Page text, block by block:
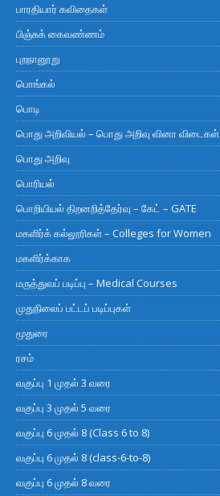
பாரதியார் கவிதைகள்
பிஞ்சுக் கைவண்ணம்
புறநானூறு
பொங்கல்
பொடி
பொது அறிவியல் – பொது அறிவு வினா விடைகள்
பொது அறிவு
பொரியல்
பொறியியல் திறனறித்தேர்வு – கேட் – GATE
மகளிர்க் கல்லூரிகள் – Colleges for Women
மகளிர்க்காக
மருத்துவப் படிப்பு – Medical Courses
முதுநிலைப் பட்டப் படிப்புகள்
மூதுரை
ரசம்
வகுப்பு 1 முதல் 3 வரை
வகுப்பு 3 முதல் 5 வரை
வகுப்பு 6 முதல் 8 (Class 6 to 8)
வகுப்பு 6 முதல் 8 (class-6-to-8)
வகுப்பு 6 முதல் 8 வரை